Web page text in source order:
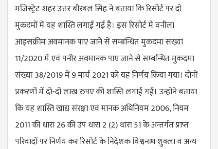
मजिस्ट्रेट शहर उत्तर बीरबल सिंह ने बताया कि रिसोर्ट पर दो
मुकदमों में यह शास्ति लगाई गई है। इस रिसोर्ट में वनीला
आइसक्रीम अवमानक पाए जाने से सम्बन्धित मुकदमा संख्या
11/2020 में एवं पनीर अवमानक पाए जाने से सम्बन्धित मुकदमा
संख्या 38/2019 में 9 मार्च 2021 को यह निर्णय किया गया। दोनों
प्रकरणों में दो-दो लाख रुपए की शास्ति लगाई गई। उन्होंने बताया
कि यह शास्ति खाद्य संरक्षा एवं मानक अधिनियम 2006, नियम
2011 की धारा 26 की उप धारा 2 (2) धारा 51 के अन्तर्गत प्राप्त
परिवादों पर निर्णय कर रिसोर्ट के निदेशक विश्वनाथ शुक्ला व अन्य